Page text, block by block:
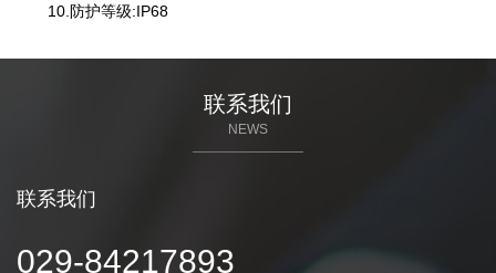
10.防护等级:IP68
联系我们
NEWS
联系我们
029-84217893